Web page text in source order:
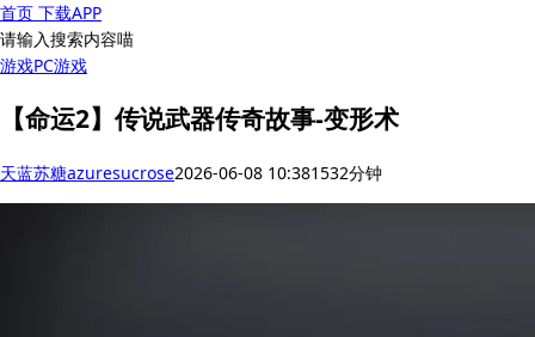
首页 下载APP
请输入搜索内容喵
游戏PC游戏
【命运2】传说武器传奇故事-变形术
天蓝苏糖azuresucrose2026-06-08 10:381532分钟